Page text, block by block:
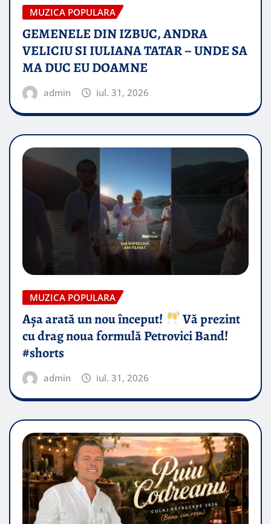
MUZICA POPULARA
GEMENELE DIN IZBUC, ANDRA
VELICIU SI IULIANA TATAR – UNDE SA
MA DUC EU DOAMNE
admin iul. 31, 2026
MUZICA POPULARA
Așa arată un nou început!
Vă prezint
cu drag noua formulă Petrovici Band!
#shorts
admin iul. 31, 2026